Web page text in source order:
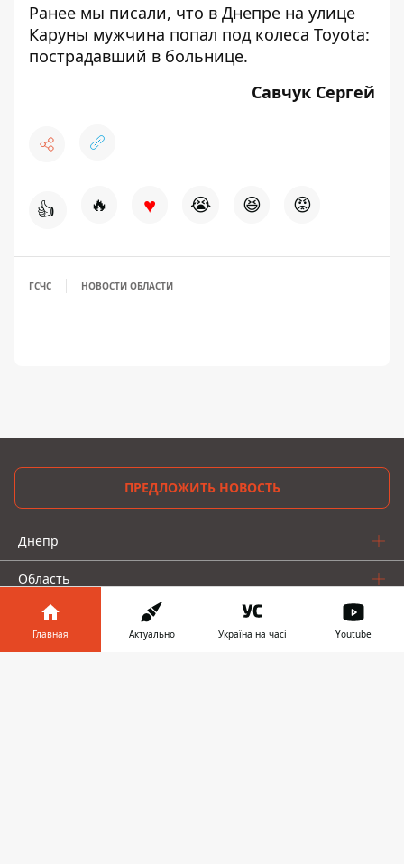
Ранее мы писали, что в Днепре на улице
Каруны мужчина попал под колеса Toyota:
пострадавший в больнице.
Савчук Сергей
👍 🔥 ♥ 😭 😆 😡
ГСЧС НОВОСТИ ОБЛАСТИ
ПРЕДЛОЖИТЬ НОВОСТЬ
Днепр
Область
Украина
Реклама
Главная Актуально Україна на часі Youtube